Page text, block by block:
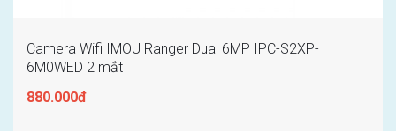
Camera Wifi IMOU Ranger Dual 6MP IPC-S2XP-
6M0WED 2 mắt
880.000đ